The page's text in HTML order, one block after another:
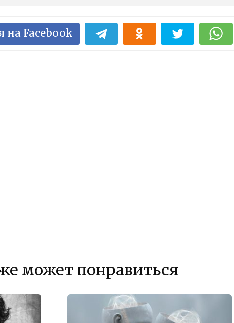
на Facebook
может понравиться